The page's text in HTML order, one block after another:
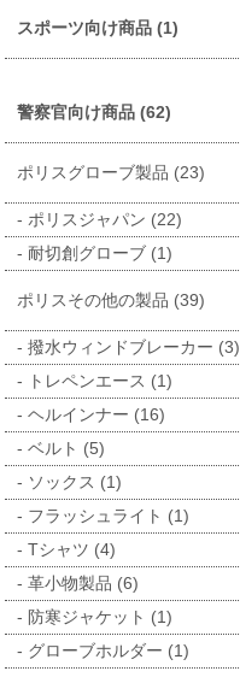
スポーツ向け商品 (1)
警察官向け商品 (62)
ポリスグローブ製品 (23)
ポリスジャパン (22)
耐切創グローブ (1)
ポリスその他の製品 (39)
撥水ウィンドブレーカー (3)
トレペンエース (1)
ヘルインナー (16)
ベルト (5)
ソックス (1)
フラッシュライト (1)
Tシャツ (4)
革小物製品 (6)
防寒ジャケット (1)
グローブホルダー (1)